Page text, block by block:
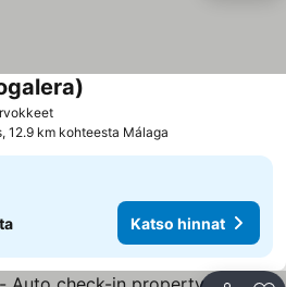
Katso hinnat
12.9 km kohteesta Málaga
Katso hinnat